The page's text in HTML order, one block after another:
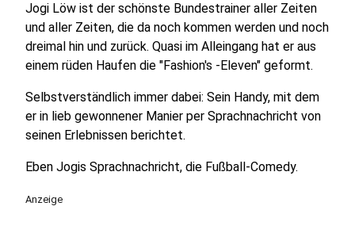
Jogi Löw ist der schönste Bundestrainer aller Zeiten
und aller Zeiten, die da noch kommen werden und noch
dreimal hin und zurück. Quasi im Alleingang hat er aus
einem rüden Haufen die "Fashion's -Eleven" geformt.
Selbstverständlich immer dabei: Sein Handy, mit dem
er in lieb gewonnener Manier per Sprachnachricht von
seinen Erlebnissen berichtet.
Eben Jogis Sprachnachricht, die Fußball-Comedy.
Anzeige